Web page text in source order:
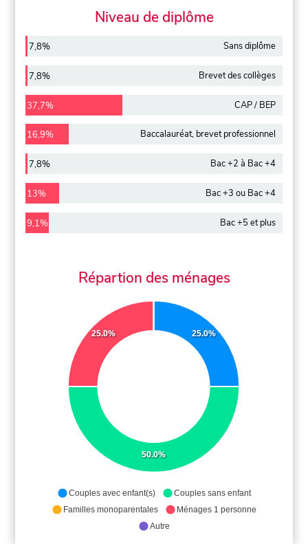
Niveau de diplôme
7,8% Sans diplôme
7,8% Brevet des collèges
37,7% CAP / BEP
16,9% Baccalauréat, brevet professionnel
7,8% Bac +2 à Bac +4
13% Bac +3 ou Bac +4
9,1% Bac +5 et plus
Répartion des ménages
25.0%
50.0%
25.0%
Couples avec enfant(s)
Couples sans enfant
Familles monoparentales
Ménages 1 personne
Autre